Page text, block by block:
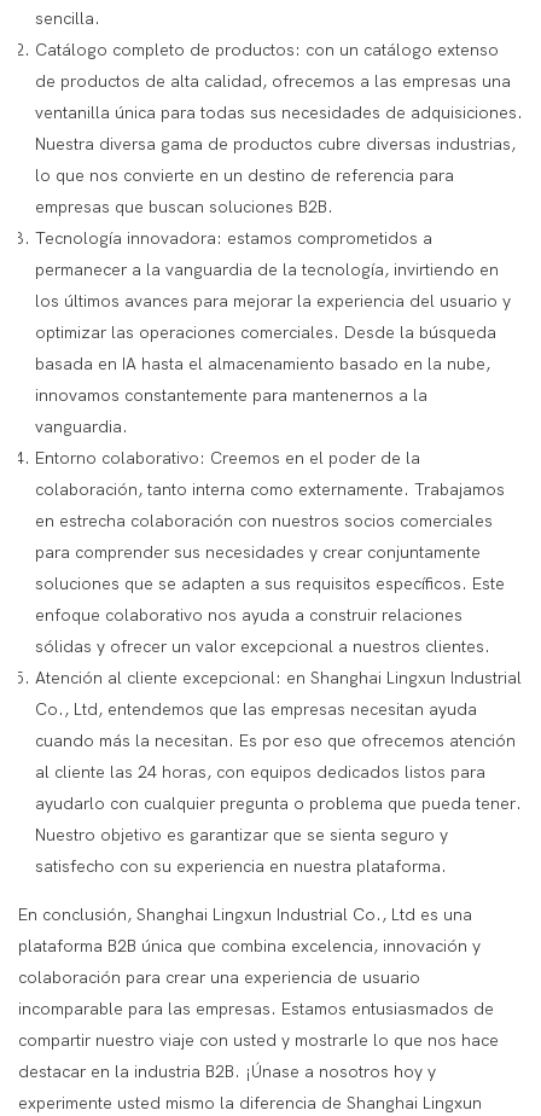
sencilla.
Catálogo completo de productos: con un catálogo extenso
de productos de alta calidad, ofrecemos a las empresas una
ventanilla única para todas sus necesidades de adquisiciones.
Nuestra diversa gama de productos cubre diversas industrias,
lo que nos convierte en un destino de referencia para
empresas que buscan soluciones B2B.
Tecnología innovadora: estamos comprometidos a
permanecer a la vanguardia de la tecnología, invirtiendo en
los últimos avances para mejorar la experiencia del usuario y
optimizar las operaciones comerciales. Desde la búsqueda
basada en IA hasta el almacenamiento basado en la nube,
innovamos constantemente para mantenernos a la
vanguardia.
Entorno colaborativo: Creemos en el poder de la
colaboración, tanto interna como externamente. Trabajamos
en estrecha colaboración con nuestros socios comerciales
para comprender sus necesidades y crear conjuntamente
soluciones que se adapten a sus requisitos específicos. Este
enfoque colaborativo nos ayuda a construir relaciones
sólidas y ofrecer un valor excepcional a nuestros clientes.
Atención al cliente excepcional: en Shanghai Lingxun Industrial
Co., Ltd, entendemos que las empresas necesitan ayuda
cuando más la necesitan. Es por eso que ofrecemos atención
al cliente las 24 horas, con equipos dedicados listos para
ayudarlo con cualquier pregunta o problema que pueda tener.
Nuestro objetivo es garantizar que se sienta seguro y
satisfecho con su experiencia en nuestra plataforma.
En conclusión, Shanghai Lingxun Industrial Co., Ltd es una
plataforma B2B única que combina excelencia, innovación y
colaboración para crear una experiencia de usuario
incomparable para las empresas. Estamos entusiasmados de
compartir nuestro viaje con usted y mostrarle lo que nos hace
destacar en la industria B2B. ¡Únase a nosotros hoy y
experimente usted mismo la diferencia de Shanghai Lingxun